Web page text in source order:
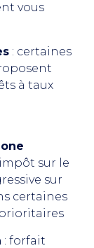
vous
: certaines
à taux
sur le
sur
certaines
: forfait